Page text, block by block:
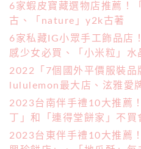
6家蝦皮寶藏選物店推薦！
古、「nature」y2k古著
6家私藏IG小眾手工飾品店
感少女必買、「小米粒」水
2022「7個國外平價服裝品
lululemon最大店、泫雅愛
2023台南伴手禮10大推薦
丁」和「連得堂餅家」不買
2023台東伴手禮10大推薦